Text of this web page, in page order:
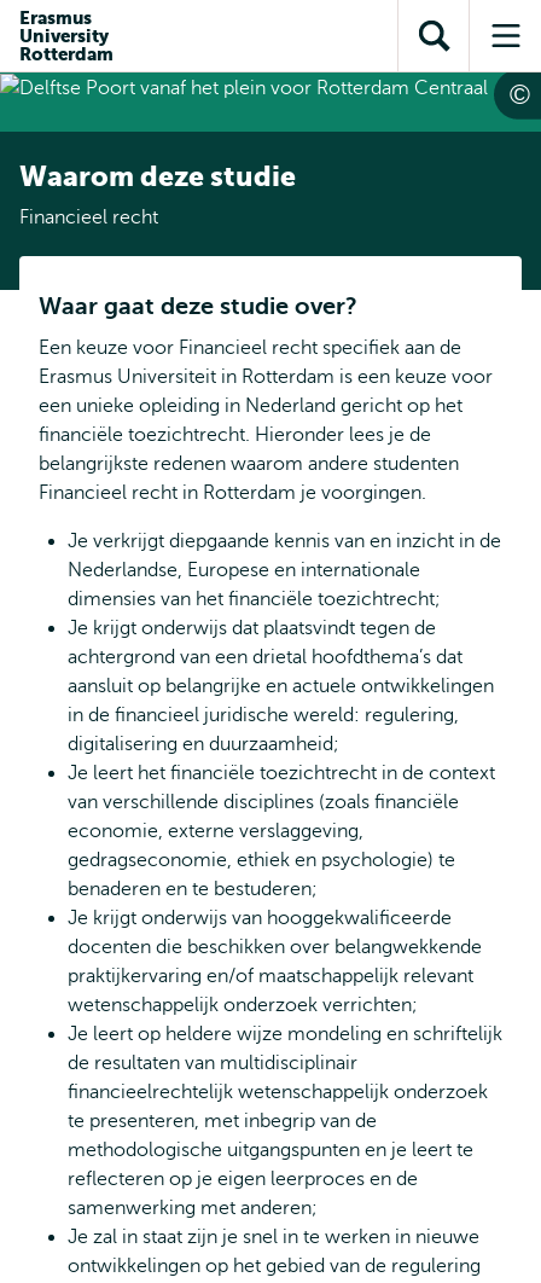
inhoud
gaan
gaan
Direct naar
subnavigatie
Erasmus
University
Rotterdam
Toon
zoekveld
Waarom deze studie
Financieel recht
Waar gaat deze studie over?
Een keuze voor Financieel recht specifiek aan de
Erasmus Universiteit in Rotterdam is een keuze voor
een unieke opleiding in Nederland gericht op het
financiële toezichtrecht. Hieronder lees je de
belangrijkste redenen waarom andere studenten
Financieel recht in Rotterdam je voorgingen.
Je verkrijgt diepgaande kennis van en inzicht in de
Nederlandse, Europese en internationale
dimensies van het financiële toezichtrecht;
Je krijgt onderwijs dat plaatsvindt tegen de
achtergrond van een drietal hoofdthema’s dat
aansluit op belangrijke en actuele ontwikkelingen
in de financieel juridische wereld: regulering,
digitalisering en duurzaamheid;
Je leert het financiële toezichtrecht in de context
van verschillende disciplines (zoals financiële
economie, externe verslaggeving,
gedragseconomie, ethiek en psychologie) te
benaderen en te bestuderen;
Je krijgt onderwijs van hooggekwalificeerde
docenten die beschikken over belangwekkende
praktijkervaring en/of maatschappelijk relevant
wetenschappelijk onderzoek verrichten;
Je leert op heldere wijze mondeling en schriftelijk
de resultaten van multidisciplinair
financieelrechtelijk wetenschappelijk onderzoek
te presenteren, met inbegrip van de
methodologische uitgangspunten en je leert te
reflecteren op je eigen leerproces en de
samenwerking met anderen;
Je zal in staat zijn je snel in te werken in nieuwe
ontwikkelingen op het gebied van de regulering